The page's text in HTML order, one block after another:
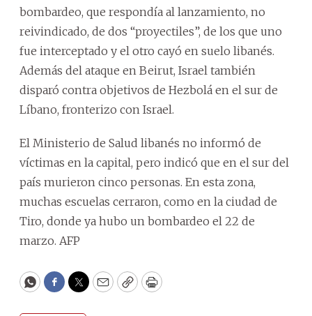
bombardeo, que respondía al lanzamiento, no
reivindicado, de dos “proyectiles”, de los que uno
fue interceptado y el otro cayó en suelo libanés.
Además del ataque en Beirut, Israel también
disparó contra objetivos de Hezbolá en el sur de
Líbano, fronterizo con Israel.
El Ministerio de Salud libanés no informó de
víctimas en la capital, pero indicó que en el sur del
país murieron cinco personas. En esta zona,
muchas escuelas cerraron, como en la ciudad de
Tiro, donde ya hubo un bombardeo el 22 de
marzo. AFP
WhatsApp
Facebook
Twitter
EmailCopyPrint